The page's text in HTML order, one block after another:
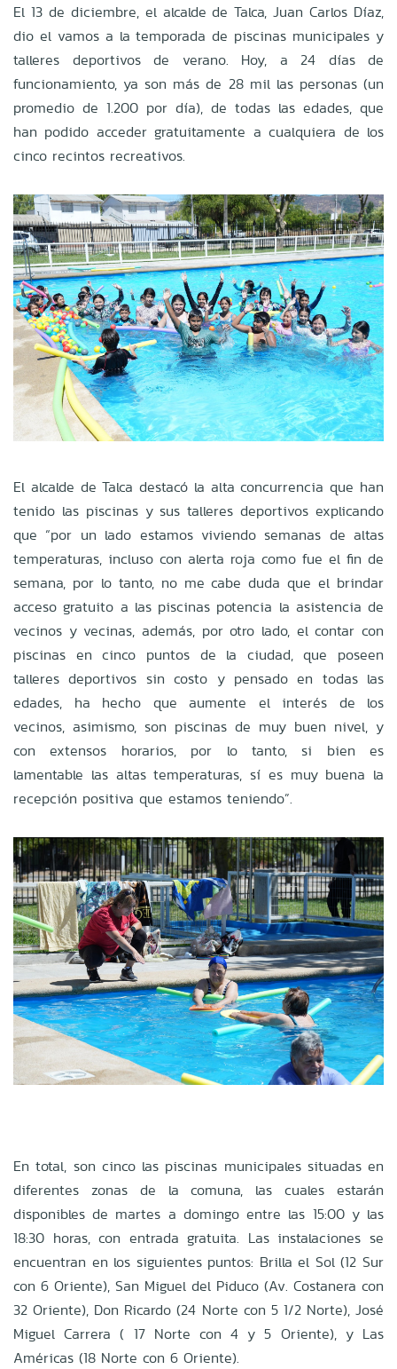
El 13 de diciembre, el alcalde de Talca, Juan Carlos Díaz,
dio el vamos a la temporada de piscinas municipales y
talleres deportivos de verano. Hoy, a 24 días de
funcionamiento, ya son más de 28 mil las personas (un
promedio de 1.200 por día), de todas las edades, que
han podido acceder gratuitamente a cualquiera de los
cinco recintos recreativos.
El alcalde de Talca destacó la alta concurrencia que han
tenido las piscinas y sus talleres deportivos explicando
que “por un lado estamos viviendo semanas de altas
temperaturas, incluso con alerta roja como fue el fin de
semana, por lo tanto, no me cabe duda que el brindar
acceso gratuito a las piscinas potencia la asistencia de
vecinos y vecinas, además, por otro lado, el contar con
piscinas en cinco puntos de la ciudad, que poseen
talleres deportivos sin costo y pensado en todas las
edades, ha hecho que aumente el interés de los
vecinos, asimismo, son piscinas de muy buen nivel, y
con extensos horarios, por lo tanto, si bien es
lamentable las altas temperaturas, sí es muy buena la
recepción positiva que estamos teniendo”.
En total, son cinco las piscinas municipales situadas en
diferentes zonas de la comuna, las cuales estarán
disponibles de martes a domingo entre las 15:00 y las
18:30 horas, con entrada gratuita. Las instalaciones se
encuentran en los siguientes puntos: Brilla el Sol (12 Sur
con 6 Oriente), San Miguel del Piduco (Av. Costanera con
32 Oriente), Don Ricardo (24 Norte con 5 1/2 Norte), José
Miguel Carrera ( 17 Norte con 4 y 5 Oriente), y Las
Américas (18 Norte con 6 Oriente).